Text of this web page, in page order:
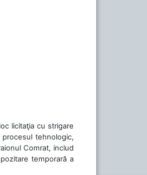
licitaţia cu strigare
tehnologic,
Comrat, includ
temporară a